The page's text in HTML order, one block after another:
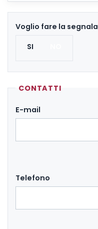
Voglio fare la
SI
CONTATTI
E-mail
Telefono